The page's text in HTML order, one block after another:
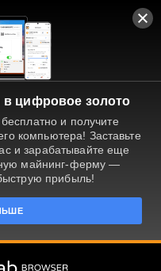
цифровое золото
и получите
компьютера! Заставьте
и зарабатывайте еще
майнинг-ферму —
прибыль!